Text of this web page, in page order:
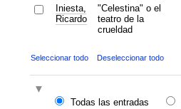
Iniesta,
Ricardo
"Celestina" o el
teatro de la
crueldad
Seleccionar todo Deseleccionar todo
Todas las entradas